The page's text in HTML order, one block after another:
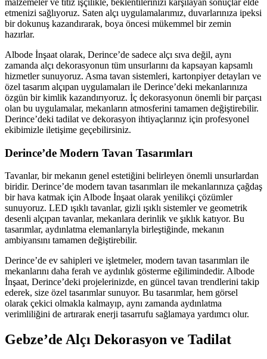
etmenizi sağlıyoruz. Saten alçı uygulamalarımız, duvarlarınıza ipeksi
bir dokunuş kazandırarak, boya öncesi mükemmel bir zemin
hazırlar.
Albode İnşaat olarak, Derince’de sadece alçı sıva değil, aynı
zamanda alçı dekorasyonun tüm unsurlarını da kapsayan kapsamlı
hizmetler sunuyoruz. Asma tavan sistemleri, kartonpiyer detayları ve
özel tasarım alçıpan uygulamaları ile Derince’deki mekanlarınıza
özgün bir kimlik kazandırıyoruz. İç dekorasyonun önemli bir parçası
olan bu uygulamalar, mekanların atmosferini tamamen değiştirebilir.
Derince’deki tadilat ve dekorasyon ihtiyaçlarınız için profesyonel
ekibimizle iletişime geçebilirsiniz.
Derince’de Modern Tavan Tasarımları
Tavanlar, bir mekanın genel estetiğini belirleyen önemli unsurlardan
biridir. Derince’de modern tavan tasarımları ile mekanlarınıza çağdaş
bir hava katmak için Albode İnşaat olarak yenilikçi çözümler
sunuyoruz. LED ışıklı tavanlar, gizli ışıklı sistemler ve geometrik
desenli alçıpan tavanlar, mekanlara derinlik ve şıklık katıyor. Bu
tasarımlar, aydınlatma elemanlarıyla birleştiğinde, mekanın
ambiyansını tamamen değiştirebilir.
Derince’de ev sahipleri ve işletmeler, modern tavan tasarımları ile
mekanlarını daha ferah ve aydınlık gösterme eğilimindedir. Albode
İnşaat, Derince’deki projelerinizde, en güncel tavan trendlerini takip
ederek, size özel tasarımlar sunuyor. Bu tasarımlar, hem görsel
olarak çekici olmakla kalmayıp, aynı zamanda aydınlatma
verimliliğini de artırarak enerji tasarrufu sağlamaya yardımcı olur.
Gebze’de Alçı Dekorasyon ve Tadilat